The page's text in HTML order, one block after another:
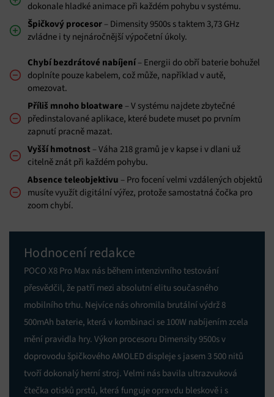
dokonale hladké animace při každém pohybu v systému.
Špičkový procesor – Dimensity 9500s s taktem 3,73 GHz
zvládne i ty nejnáročnější výpočetní úkoly.
Chybí bezdrátové nabíjení– Energii do obří baterie bohužel
doplníte pouze kabelem, což může, například v autě,
omezovat.
Příliš mnoho bloatware – V systému najdete zbytečné
předinstalované aplikace, které budete muset po prvním
zapnutí pracně mazat.
Vyšší hmotnost – Váha 218 gramů je v kapse i v dlani už
citelně znát při každém pohybu.
Absence teleobjektivu – Pro focení velmi vzdálených objektů
musíte využít digitální výřez, protože samostatná čočka pro
zoom chybí.
Hodnocení redakce
POCO X8 Pro Max nás během intenzivního testování
přesvědčil, že patří mezi absolutní elitu současného
mobilního trhu. Nejvíce nás ohromila brutální výdrž 8
500mAh baterie, která v kombinaci se 100W nabíjením zcela
mění pravidla hry. Výkon procesoru Dimensity 9500s v
doprovodu špičkového AMOLED displeje s jasem 3 500 nitů
tvoří dokonalý herní stroj. Velmi nás bavila ultrazvuková
čtečka otisků prstů, která funguje opravdu bleskově i s